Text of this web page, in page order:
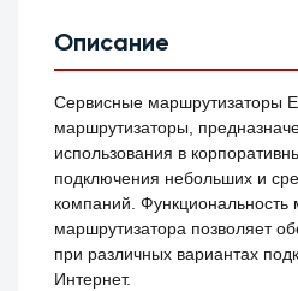
Описание
Сервисные маршрутизаторы
маршрутизаторы,
использования в
подключения небольших и
компаний. Функциональность
маршрутизатора позволяет
при различных вариантах
Интернет.